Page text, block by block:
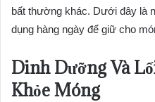
bất thường khác. Dưới đây là
dụng hàng ngày để giữ cho
Dinh Dưỡng Và
Khỏe Móng